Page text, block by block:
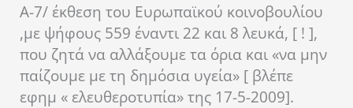
Α-7/ έκθεση του Ευρωπαϊκού κοινοβουλίου
,με ψήφους 559 έναντι 22 και 8 λευκά, [ ! ],
που ζητά να αλλάξουμε τα όρια και «να μην
παίζουμε με τη δημόσια υγεία» [ βλέπε
εφημ « ελευθεροτυπία» της 17-5-2009].